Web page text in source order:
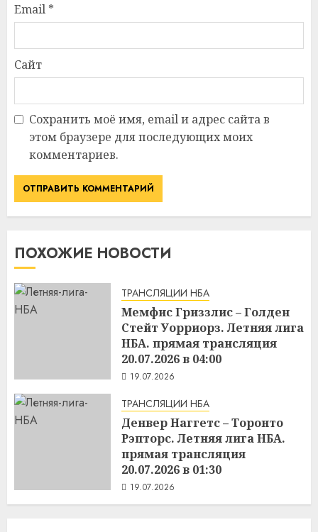
Email *
Сайт
Сохранить моё имя, email и адрес сайта в
этом браузере для последующих моих
комментариев.
ПОХОЖИЕ НОВОСТИ
ТРАНСЛЯЦИИ НБА
Мемфис Гриззлис – Голден
Стейт Уорриорз. Летняя лига
НБА. прямая трансляция
20.07.2026 в 04:00
19.07.2026
ТРАНСЛЯЦИИ НБА
Денвер Наггетс – Торонто
Рэпторс. Летняя лига НБА.
прямая трансляция
20.07.2026 в 01:30
19.07.2026